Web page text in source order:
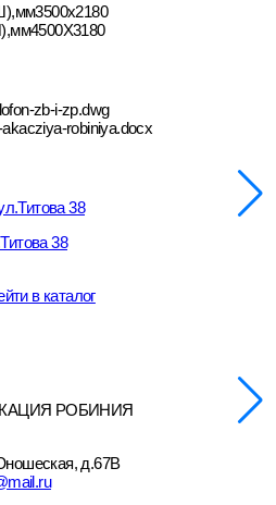
3500х2180
4500Х3180
zb-i-zp.dwg
robiniya.docx
38
в каталог
РОБИНИЯ
д.67В